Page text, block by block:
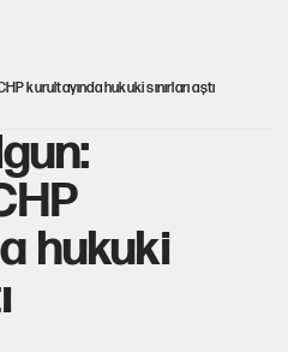
kurultayında hukuki sınırları aştı
hukuki